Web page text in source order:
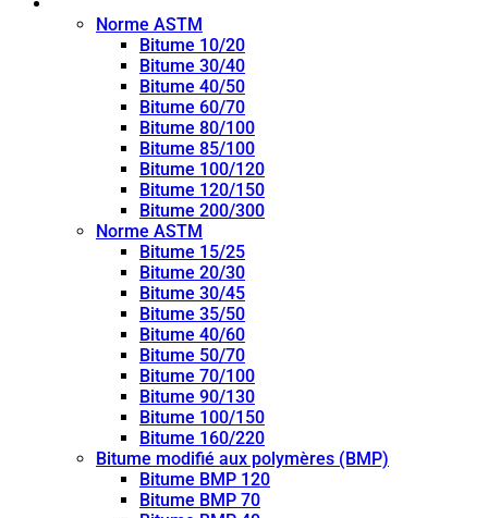
Norme ASTM
Bitume 10/20
Bitume 30/40
Bitume 40/50
Bitume 60/70
Bitume 80/100
Bitume 85/100
Bitume 100/120
Bitume 120/150
Bitume 200/300
Norme ASTM
Bitume 15/25
Bitume 20/30
Bitume 30/45
Bitume 35/50
Bitume 40/60
Bitume 50/70
Bitume 70/100
Bitume 90/130
Bitume 100/150
Bitume 160/220
Bitume modifié aux polymères (BMP)
Bitume BMP 120
Bitume BMP 70